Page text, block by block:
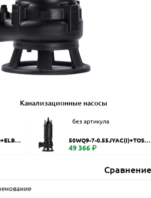
Канализационные насосы
без артикула
50WQ9-7-0.55JYAC(I)+TOS-5
0
49 366 ₽